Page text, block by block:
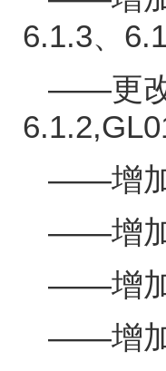
6.1.3、
——更改
——增加
——增加
——增加
——增加